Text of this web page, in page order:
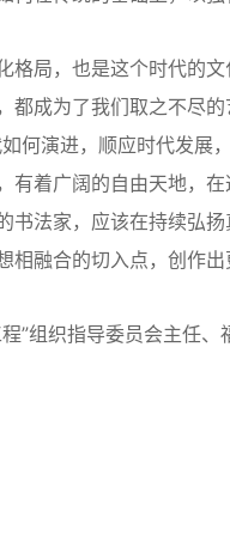
局，也是这个时代的文
都成为了我们取之不尽
何演进，顺应时代发展
有着广阔的自由天地，
书法家，应该在持续弘
融合的切入点，创作出
组织指导委员会主任、